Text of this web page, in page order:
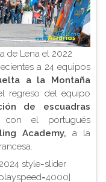
de Lena el 2022
a 24 equipos
a la Montaña
regreso del equipo
de escuadras
el portugués
Academy,a la
style=slider